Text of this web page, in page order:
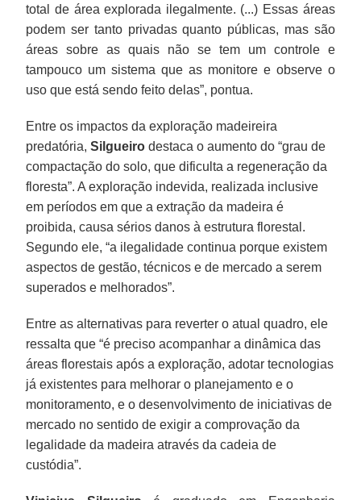
total de área explorada ilegalmente. (...) Essas áreas
podem ser tanto privadas quanto públicas, mas são
áreas sobre as quais não se tem um controle e
tampouco um sistema que as monitore e observe o
uso que está sendo feito delas”, pontua.
Entre os impactos da exploração madeireira
predatória,Silgueiro destaca o aumento do “grau de
compactação do solo, que dificulta a regeneração da
floresta”. A exploração indevida, realizada inclusive
em períodos em que a extração da madeira é
proibida, causa sérios danos à estrutura florestal.
Segundo ele, “a ilegalidade continua porque existem
aspectos de gestão, técnicos e de mercado a serem
superados e melhorados”.
Entre as alternativas para reverter o atual quadro, ele
ressalta que “é preciso acompanhar a dinâmica das
áreas florestais após a exploração, adotar tecnologias
já existentes para melhorar o planejamento e o
monitoramento, e o desenvolvimento de iniciativas de
mercado no sentido de exigir a comprovação da
legalidade da madeira através da cadeia de
custódia”.